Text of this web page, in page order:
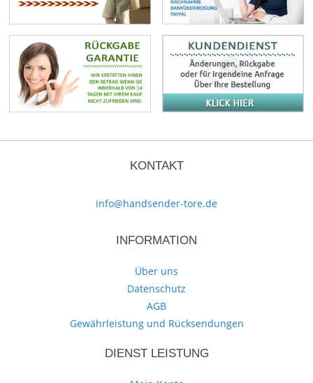
KONTAKT
info@handsender-tore.de
INFORMATION
Über uns
Datenschutz
AGB
Gewährleistung und Rücksendungen
DIENST LEISTUNG